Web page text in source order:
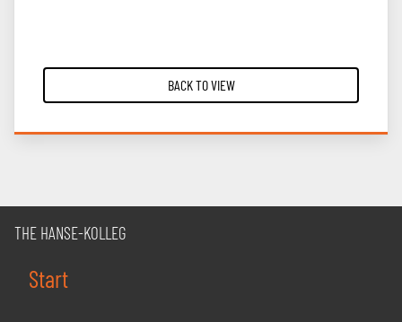
BACK TO VIEW
THE HANSE-KOLLEG
Start